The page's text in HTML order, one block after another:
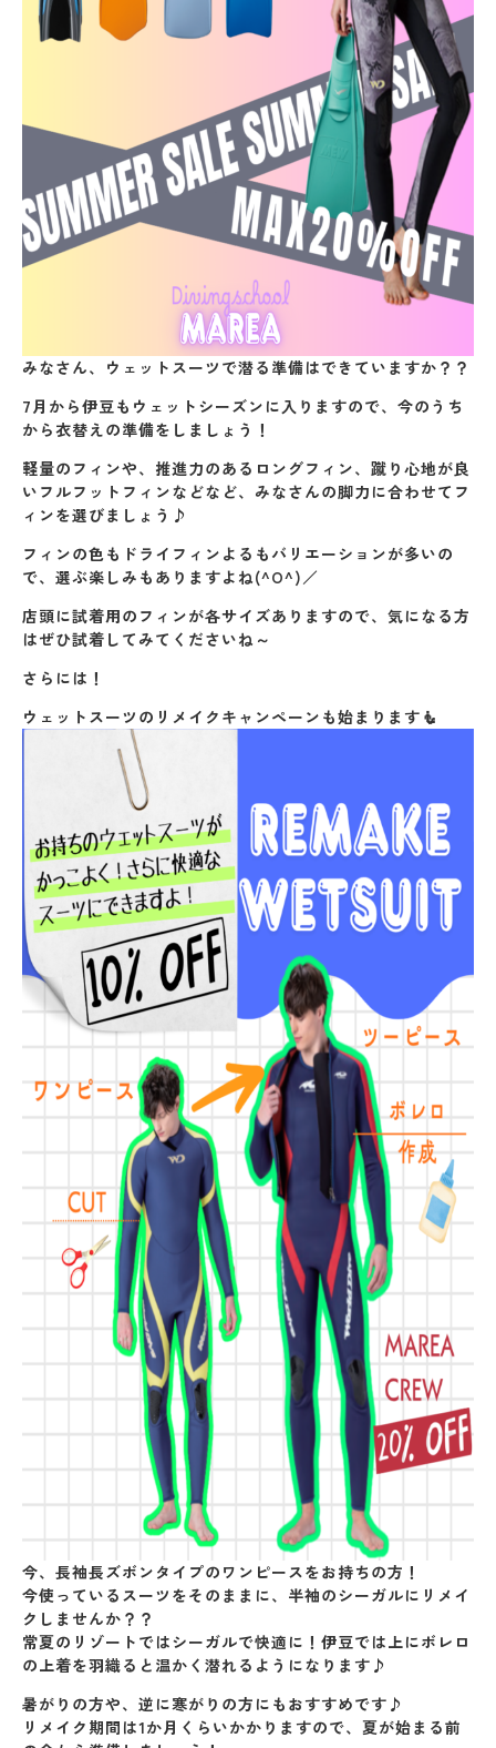
みなさん、ウェットスーツで潜る準備はできていますか？？
7月から伊豆もウェットシーズンに入りますので、今のうち
から衣替えの準備をしましょう！
軽量のフィンや、推進力のあるロングフィン、蹴り心地が良
いフルフットフィンなどなど、みなさんの脚力に合わせてフ
ィンを選びましょう♪
フィンの色もドライフィンよるもバリエーションが多いの
で、選ぶ楽しみもありますよね(^O^)／
店頭に試着用のフィンが各サイズありますので、気になる方
はぜひ試着してみてくださいね～
さらには！
ウェットスーツのリメイクキャンペーンも始まります🧜
今、長袖長ズボンタイプのワンピースをお持ちの方！
今使っているスーツをそのままに、半袖のシーガルにリメイ
クしませんか？？
常夏のリゾートではシーガルで快適に！伊豆では上にボレロ
の上着を羽織ると温かく潜れるようになります♪
暑がりの方や、逆に寒がりの方にもおすすめです♪
リメイク期間は1か月くらいかかりますので、夏が始まる前